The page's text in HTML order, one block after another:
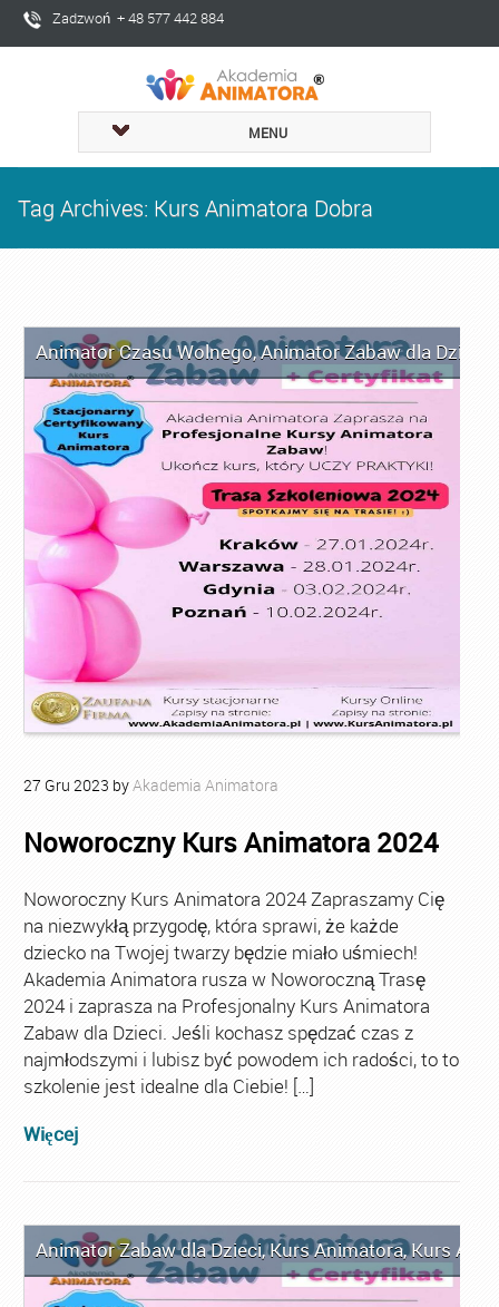
Zadzwoń + 48 577 442 884
MENU
Tag Archives: Kurs Animatora Dobra
Animator Czasu Wolnego,Animator Zabaw dla Dzieci
27 Gru 2023 byAkademia Animatora
Noworoczny Kurs Animatora 2024
Noworoczny Kurs Animatora 2024 Zapraszamy Cię
na niezwykłą przygodę, która sprawi, że każde
dziecko na Twojej twarzy będzie miało uśmiech!
Akademia Animatora rusza w Noworoczną Trasę
2024 i zaprasza na Profesjonalny Kurs Animatora
Zabaw dla Dzieci. Jeśli kochasz spędzać czas z
najmłodszymi i lubisz być powodem ich radości, to to
szkolenie jest idealne dla Ciebie! […]
Więcej
Animator Zabaw dla Dzieci,Kurs Animatora,Kurs